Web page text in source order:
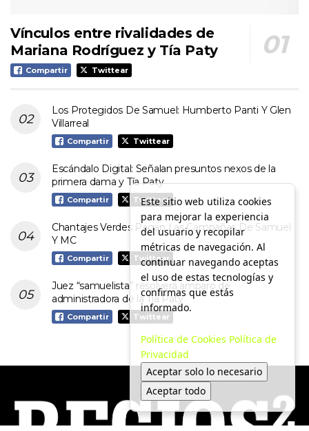
Vínculos entre rivalidades de
Mariana Rodríguez y Tía Paty
Compartir Twittear
Los Protegidos De Samuel: Humberto Panti Y Glen
Villarreal
Compartir Twittear
Escándalo Digital: Señalan presuntos nexos de la
primera dama y Tía Paty
Compartir Twittear
Chantajes Verdes Pagan Las Campañas De Samuel
Y MC
Compartir Twittear
Juez “samuelista” resolverá amparo de
administradora de la Tía Paty
Compartir Twittear
Este sitio web utiliza cookies
para mejorar la experiencia
del usuario y recopilar
métricas de navegación. Al
continuar navegando aceptas
el uso de estas tecnologías y
confirmas que estás
informado.
Política de Cookies Política de
Privacidad
Aceptar solo lo necesario
Aceptar todo